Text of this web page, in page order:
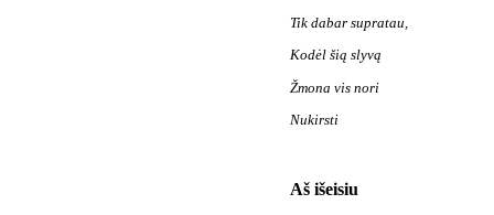
Tik dabar supratau,
Kodėl šią slyvą
Žmona vis nori
Nukirsti
Aš išeisiu